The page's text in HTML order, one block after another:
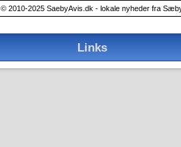
© 2010-2025 SaebyAvis.dk - lokale nyheder fra
Links